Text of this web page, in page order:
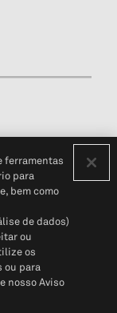
(em inglês)
Global
ferramentas
para
bem como
de dados)
ou
os
ou para
nosso Aviso